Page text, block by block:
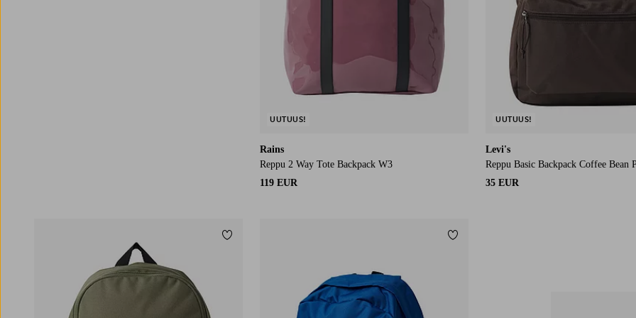
Rains
Reppu 2 Way Tote Backpack W3
119 EUR
UUTUUS!
Levi's
Reppu Basic Backpack Coffee Bean
35 EUR
UUTUUS!
Lisää suosikkeihin Lisää suosikkeihin